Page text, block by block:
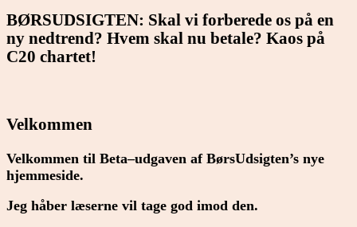
BØRSUDSIGTEN: Skal vi forberede os på en
ny nedtrend? Hvem skal nu betale? Kaos på
C20 chartet!
Velkommen
Velkommen til Beta–udgaven af BørsUdsigten’s nye
hjemmeside.
Jeg håber læserne vil tage god imod den.